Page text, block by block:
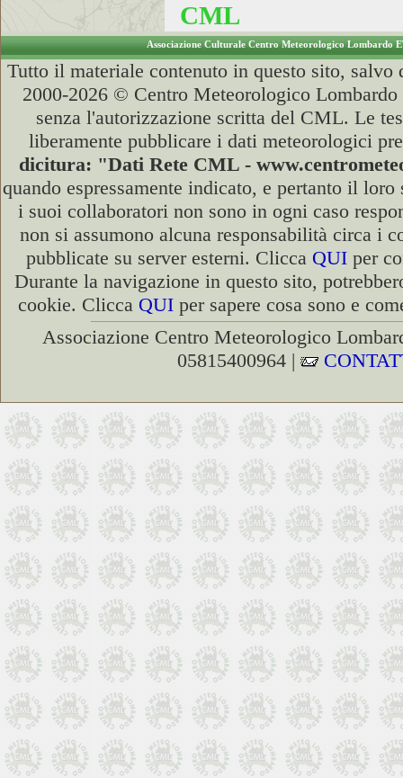
CML
Associazione Culturale Centro Meteorologico Lombardo
Tutto il materiale contenuto in questo sito, salvo
2000-2026 © Centro Meteorologico
senza l'autorizzazione scritta del CML. Le
liberamente pubblicare i dati meteorologici
dicitura: "Dati Rete CML -
quando espressamente indicato, e pertanto il
i suoi collaboratori non sono in ogni caso
non si assumono alcuna responsabilità circa i
pubblicate su server esterni. Clicca QUIper
Durante la navigazione in questo sito,
cookie. Clicca QUI per sapere cosa sono e
Associazione Centro Meteorologico
05815400964 |